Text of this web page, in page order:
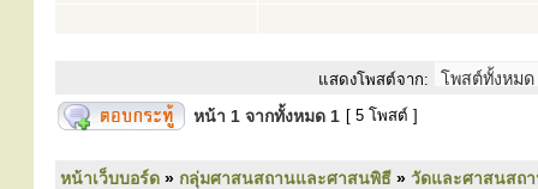
แสดงโพสต์จาก:
หน้า 1 จากทั้งหมด 1 [ 5 โพสต์ ]
หน้าเว็บบอร์ด » กลุ่มศาสนสถานและศาสนพิธี » วัดและศาสนสถ